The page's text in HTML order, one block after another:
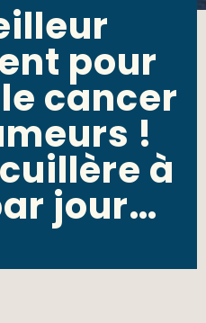
pour
cancer
!
à
jour…